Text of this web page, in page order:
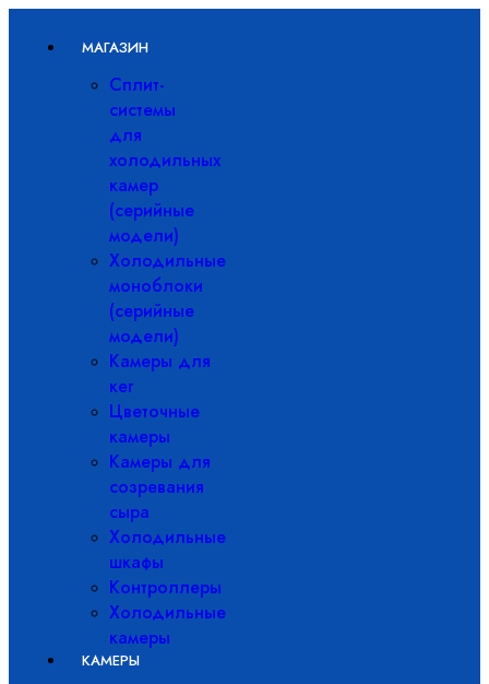
МАГАЗИН
Сплит-
системы
для
холодильных
камер
(серийные
модели)
Холодильные
моноблоки
(серийные
модели)
Камеры для
кег
Цветочные
камеры
Камеры для
созревания
сыра
Холодильные
шкафы
Контроллеры
Холодильные
камеры
КАМЕРЫ